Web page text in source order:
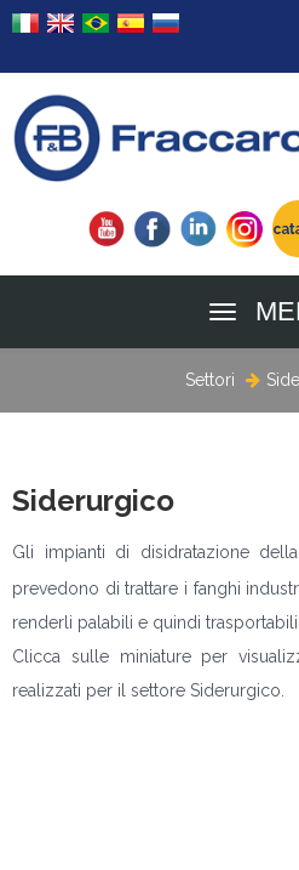
Settori
Siderurgico
Gli impianti di disidratazione
prevedono di trattare i fanghi
renderli palabili e quindi trasportabili.
Clicca sulle miniature per
realizzati per il settore Siderurgico.